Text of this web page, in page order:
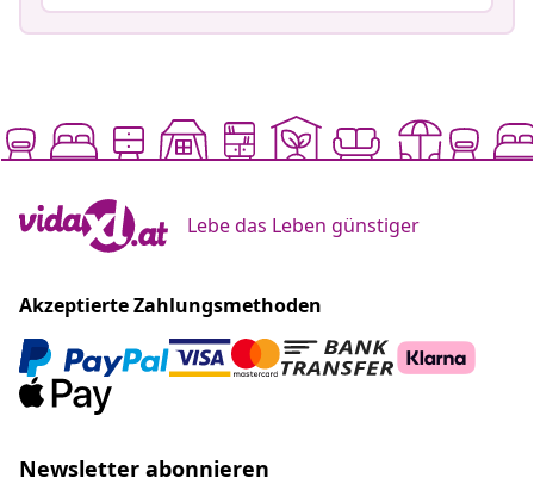
Lebe das Leben günstiger
Akzeptierte Zahlungsmethoden
Newsletter abonnieren